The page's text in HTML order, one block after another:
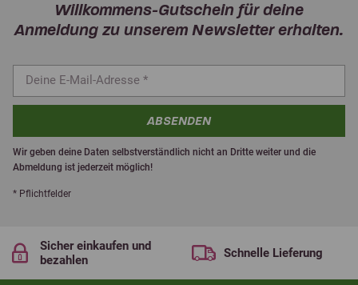
Willkommens-Gutschein für deine
Anmeldung zu unserem Newsletter erhalten.
ABSENDEN
Wir geben deine Daten selbstverständlich nicht an Dritte weiter und die
Abmeldung ist jederzeit möglich!
* Pflichtfelder
Sicher einkaufen und
bezahlen
Schnelle Lieferung